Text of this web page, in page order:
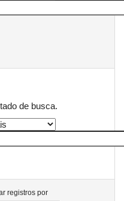
de busca.
registros por